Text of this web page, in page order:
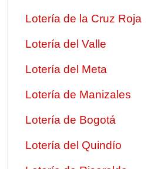
Lotería de la Cruz Roja
Lotería del Valle
Lotería del Meta
Lotería de Manizales
Lotería de Bogotá
Lotería del Quindío